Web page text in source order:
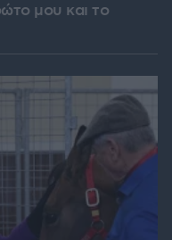
μου και το